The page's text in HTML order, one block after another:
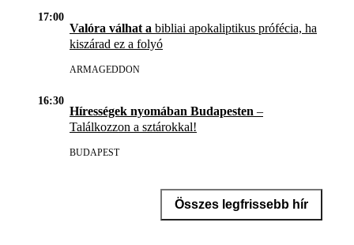
17:00
Valóra válhat a bibliai apokaliptikus prófécia, ha
kiszárad ez a folyó
ARMAGEDDON
16:30
Hírességek nyomában Budapesten –
Találkozzon a sztárokkal!
BUDAPEST
Összes legfrissebb hír